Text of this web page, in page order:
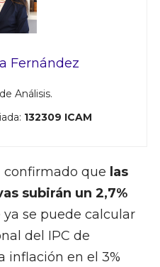
Fernández
Análisis.
132309 ICAM
confirmado que las
subirán un 2,7%
ya se puede calcular
del IPC de
inflación en el 3%